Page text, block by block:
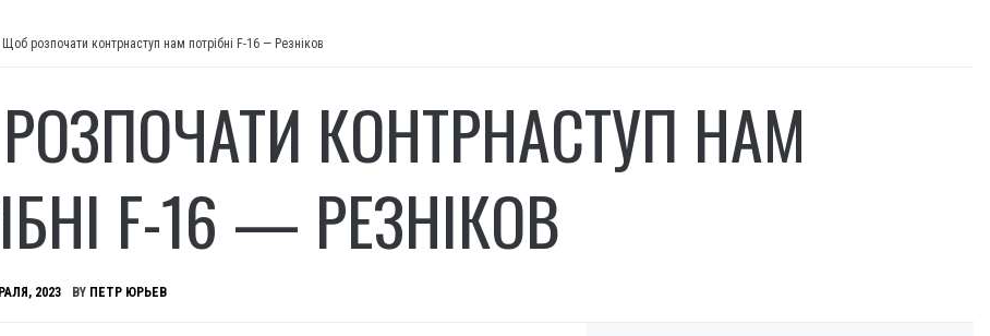
Щоб розпочати контрнаступ нам потрібні F-16 — Резніков
КОНТРНАСТУП НАМ
F-16 — РЕЗНІКОВ
2023 BY ПЕТР ЮРЬЕВ